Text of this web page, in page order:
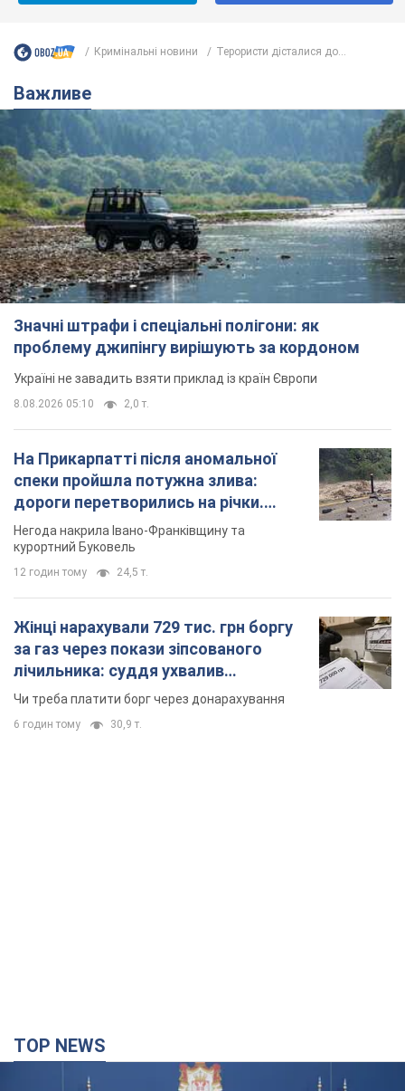
Кримінальні новини Терористи дісталися до...
Важливе
Значні штрафи і спеціальні полігони: як
проблему джипінгу вирішують за кордоном
Україні не завадить взяти приклад із країн Європи
8.08.2026 05:10 2,0 т.
На Прикарпатті після аномальної
спеки пройшла потужна злива:
дороги перетворились на річки.
Відео
Негода накрила Івано-Франківщину та
курортний Буковель
12 годин тому 24,5 т.
Жінці нарахували 729 тис. грн боргу
за газ через покази зіпсованого
лічильника: суддя ухвалив
неочікуване рішення
Чи треба платити борг через донарахування
6 годин тому 30,9 т.
TOP NEWS